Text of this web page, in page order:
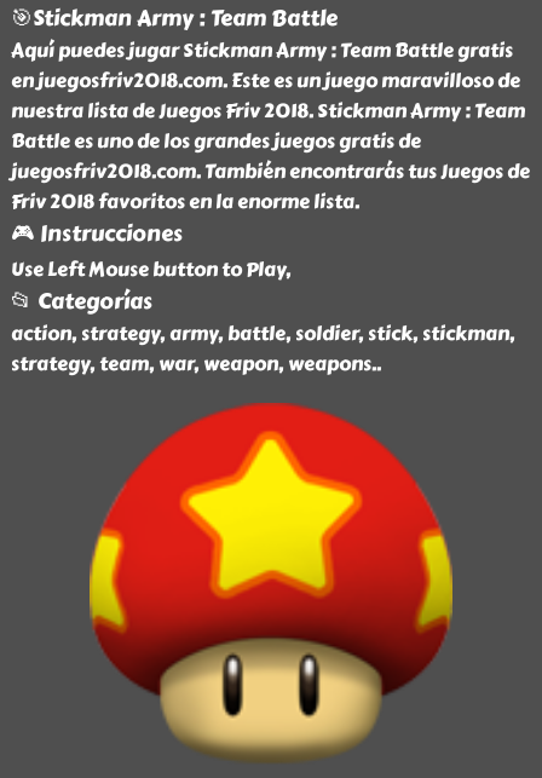
🎯Stickman Army : Team Battle
Aquí puedes jugar Stickman Army : Team Battle gratis
en juegosfriv2018.com. Este es un juego maravilloso de
nuestra lista de Juegos Friv 2018. Stickman Army : Team
Battle es uno de los grandes juegos gratis de
juegosfriv2018.com. También encontrarás tus Juegos de
Friv 2018 favoritos en la enorme lista.
🎮 Instrucciones
Use Left Mouse button to Play,
📂 Categorías
action, strategy, army, battle, soldier, stick, stickman,
strategy, team, war, weapon, weapons..